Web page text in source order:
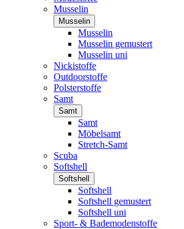
Musselin
Musselin
Musselin
Musselin gemustert
Musselin uni
Nickistoffe
Outdoorstoffe
Polsterstoffe
Samt
Samt
Samt
Möbelsamt
Stretch-Samt
Scuba
Softshell
Softshell
Softshell
Softshell gemustert
Softshell uni
Sport- & Bademodenstoffe